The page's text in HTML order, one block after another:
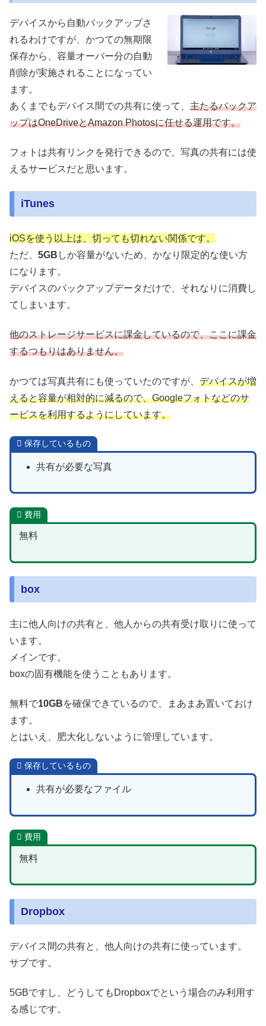
デバイスから自動バックアップさ
れるわけですが、かつての無期限
保存から、容量オーバー分の自動
削除が実施されることになってい
ます。
あくまでもデバイス間での共有に使って、 主たるバックア
ップはOneDriveとAmazon Photosに任せる運用です。
フォトは共有リンクを発行できるので、写真の共有には使
えるサービスだと思います。
iTunes
iOSを使う以上は、切っても切れない関係です。
ただ、 5GB しか容量がないため、かなり限定的な使い方
になります。
デバイスのバックアップデータだけで、それなりに消費し
てしまいます。
他のストレージサービスに課金しているので、ここに課金
するつもりはありません。
かつては写真共有にも使っていたのですが、 デバイスが増
えると容量が相対的に減るので、Googleフォトなどのサ
ービスを利用するようにしています。
保存しているもの
共有が必要な写真
費用
無料
box
主に他人向けの共有と、他人からの共有受け取りに使って
います。
メインです。
boxの固有機能を使うこともあります。
無料で10GBを確保できているので、まあまあ置いておけ
ます。
とはいえ、肥大化しないように管理しています。
保存しているもの
共有が必要なファイル
費用
無料
Dropbox
デバイス間の共有と、他人向けの共有に使っています。
サブです。
5GBですし、どうしてもDropboxでという場合のみ利用す
る感じです。